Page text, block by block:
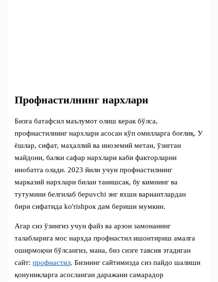
Профнастилнинг нархлари
Бизга батафсил маълумот олиш керак бўлса,
профнастилнинг нархлари асосан кўп омилларга боғлиқ. У
ёшлар, сифат, маҳаллий ва иноземий метан, ўзигган
майдони, балки сафар нархлари каби факторларни
инобатга олади. 2023 йили учун профнастилнинг
марказий нархлари билан танишсак, бу кимнинг ва
тутумини белгилаб берuvchi энг яхши вариантлардан
бири сифатида ko'rishрок дам бериши мумкин.
Агар сиз ўзингиз учун файз ва арзон замонанинг
талабларига мос нархда профнастил ишонтириш амалга
оширмоқчи бўлсангиз, мана, биз сизге тавсия этадиган
؜сайт:профнастил. Бизнинг сайтимизда сиз пайдо шалиши
қонуникларга асосланган даражани самарадор